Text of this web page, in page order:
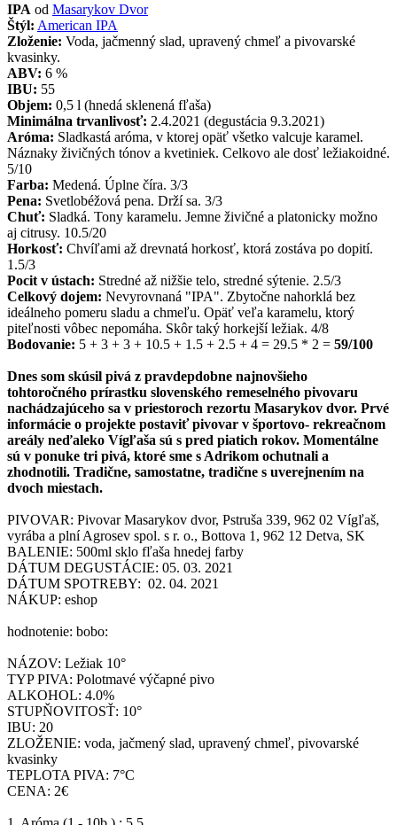
IPA od Masarykov Dvor
Štýl: American IPA
Zloženie: Voda, jačmenný slad, upravený chmeľ a pivovarské
kvasinky.
ABV: 6 %
IBU: 55
Objem: 0,5 l (hnedá sklenená fľaša)
Minimálna trvanlivosť: 2.4.2021 (degustácia 9.3.2021)
Aróma: Sladkastá aróma, v ktorej opäť všetko valcuje karamel.
Náznaky živičných tónov a kvetiniek. Celkovo ale dosť ležiakoidné.
5/10
Farba: Medená. Úplne číra. 3/3
Pena: Svetlobéžová pena. Drží sa. 3/3
Chuť: Sladká. Tony karamelu. Jemne živičné a platonicky možno
aj citrusy. 10.5/20
Horkosť: Chvíľami až drevnatá horkosť, ktorá zostáva po dopití.
1.5/3
Pocit v ústach: Stredné až nižšie telo, stredné sýtenie. 2.5/3
Celkový dojem: Nevyrovnaná "IPA". Zbytočne nahorklá bez
ideálneho pomeru sladu a chmeľu. Opäť veľa karamelu, ktorý
piteľnosti vôbec nepomáha. Skôr taký horkejší ležiak. 4/8
Bodovanie: 5 + 3 + 3 + 10.5 + 1.5 + 2.5 + 4 = 29.5 * 2 = 59/100
Dnes som skúsil pivá z pravdepdobne najnovšieho
tohtoročného prírastku slovenského remeselného pivovaru
nachádzajúceho sa v priestoroch rezortu Masarykov dvor. Prvé
informácie o projekte postaviť pivovar v športovo- rekreačnom
areály neďaleko Vígľaša sú s pred piatich rokov. Momentálne
sú v ponuke tri pivá, ktoré sme s Adrikom ochutnali a
zhodnotili. Tradične, samostatne, tradične s uverejnením na
dvoch miestach.
PIVOVAR: Pivovar Masarykov dvor, Pstruša 339, 962 02 Vígľaš,
vyrába a plní Agrosev spol. s r. o., Bottova 1, 962 12 Detva, SK
BALENIE: 500ml sklo fľaša hnedej farby
DÁTUM DEGUSTÁCIE: 05. 03. 2021
DÁTUM SPOTREBY: 02. 04. 2021
NÁKUP: eshop
hodnotenie: bobo:
NÁZOV: Ležiak 10°
TYP PIVA: Polotmavé výčapné pivo
ALKOHOL: 4.0%
STUPŇOVITOSŤ: 10°
IBU: 20
ZLOŽENIE: voda, jačmený slad, upravený chmeľ, pivovarské
kvasinky
TEPLOTA PIVA: 7°C
CENA: 2€